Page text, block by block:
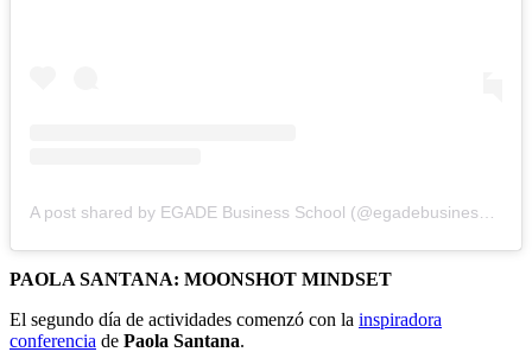
PAOLA SANTANA: MOONSHOT MINDSET
El segundo día de actividades comenzó con la inspiradora
conferencia de Paola Santana.